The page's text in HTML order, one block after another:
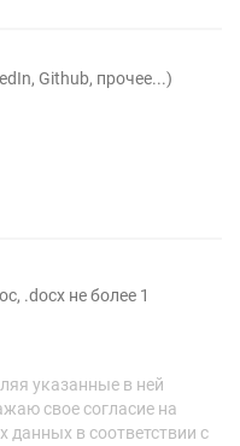
Github, прочее...)
.docx не более 1
указанные в ней
свое согласие на
данных в соответствии с